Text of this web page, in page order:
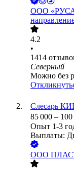
ООО
4.2
•
1414
Северный
Можно без
Слесарь
85 000 –
Опыт 1-3
Выплаты:
ООО